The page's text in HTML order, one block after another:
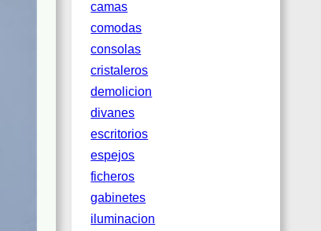
camas
comodas
consolas
cristaleros
demolicion
divanes
escritorios
espejos
ficheros
gabinetes
iluminacion